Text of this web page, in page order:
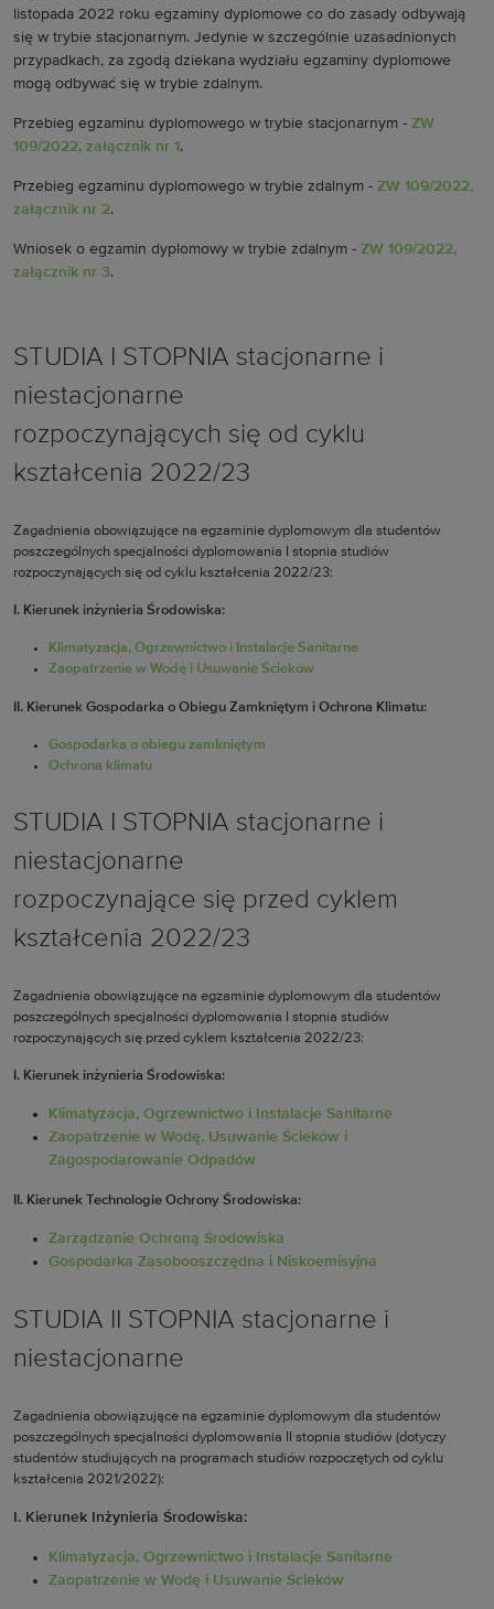
listopada 2022 roku egzaminy dyplomowe co do zasady odbywają
się w trybie stacjonarnym. Jedynie w szczególnie uzasadnionych
przypadkach, za zgodą dziekana wydziału egzaminy dyplomowe
mogą odbywać się w trybie zdalnym.
Przebieg egzaminu dyplomowego w trybie stacjonarnym - ZW
109/2022, załącznik nr 1 .
Przebieg egzaminu dyplomowego w trybie zdalnym - ZW 109/2022,
załącznik nr 2.
Wniosek o egzamin dyplomowy w trybie zdalnym - ZW 109/2022,
załącznik nr 3.
STUDIA I STOPNIA stacjonarne i
niestacjonarne
rozpoczynających się od cyklu
kształcenia 2022/23
Zagadnienia obowiązujące na egzaminie dyplomowym dla studentów
poszczególnych specjalności dyplomowania I stopnia studiów
rozpoczynających się od cyklu kształcenia 2022/23:
I. Kierunek inżynieria Środowiska:
Klimatyzacja, Ogrzewnictwo i­ Instalacje Sanitarne
Zaopatrzenie w Wodę i Usuwanie Ścieków
II. Kierunek Gospodarka o Obiegu Zamkniętym i Ochrona Klimatu:
Gospodarka o obiegu zamkniętym
Ochrona klimatu
STUDIA I STOPNIA stacjonarne i
niestacjonarne
rozpoczynające się przed cyklem
kształcenia 2022/23
Zagadnienia obowiązujące na egzaminie dyplomowym dla studentów
poszczególnych specjalności dyplomowania I stopnia studiów
rozpoczynających się przed cyklem kształcenia 2022/23:
I. Kierunek inżynieria Środowiska:
Klimatyzacja, Ogrzewnictwo i­ Instalacje Sanitarne
Zaopatrzenie w Wodę, Usuwanie Ścieków i
Zagospodarowanie Odpadów
II. Kierunek Technologie Ochrony Środowiska:
Zarządzanie Ochroną Środowiska
Gospodarka Zasobooszczędna i Niskoemisyjna
STUDIA II STOPNIA stacjonarne i
niestacjonarne
Zagadnienia obowiązujące na egzaminie dyplomowym dla studentów
poszczególnych specjalności dyplomowania II stopnia studiów (dotyczy
studentów studiujących na programach studiów rozpoczętych od cyklu
kształcenia 2021/2022):
I. Kierunek Inżynieria Środowiska:
Klimatyzacja, Ogrzewnictwo i Instalacje Sanitarne
Zaopatrzenie w Wodę i Usuwanie Ścieków